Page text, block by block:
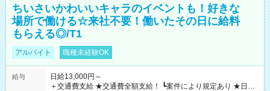
ちいさいかわいいキャラのイベントも！好きな
場所で働ける☆来社不要！働いたその日に給料
もらえる◎/T1
アルバイト 職種未経験OK
給与
日給13,000円～
＋交通費支給 ★交通費全額支給！ ┗案件により規定あり ★日払